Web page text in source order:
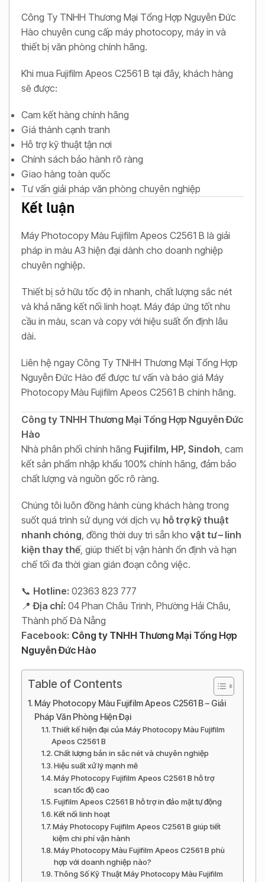
Công Ty TNHH Thương Mại Tổng Hợp Nguyễn Đức
Hào chuyên cung cấp máy photocopy, máy in và
thiết bị văn phòng chính hãng.
Khi mua Fujifilm Apeos C2561 B tại đây, khách hàng
sẽ được:
Cam kết hàng chính hãng
Giá thành cạnh tranh
Hỗ trợ kỹ thuật tận nơi
Chính sách bảo hành rõ ràng
Giao hàng toàn quốc
Tư vấn giải pháp văn phòng chuyên nghiệp
Kết luận
Máy Photocopy Màu Fujifilm Apeos C2561 B là giải
pháp in màu A3 hiện đại dành cho doanh nghiệp
chuyên nghiệp.
Thiết bị sở hữu tốc độ in nhanh, chất lượng sắc nét
và khả năng kết nối linh hoạt. Máy đáp ứng tốt nhu
cầu in màu, scan và copy với hiệu suất ổn định lâu
dài.
Liên hệ ngay Công Ty TNHH Thương Mại Tổng Hợp
Nguyễn Đức Hào để được tư vấn và báo giá Máy
Photocopy Màu Fujifilm Apeos C2561 B chính hãng.
Công ty TNHH Thương Mại Tổng Hợp Nguyễn Đức
Hào
Nhà phân phối chính hãng Fujifilm, HP, Sindoh, cam
kết sản phẩm nhập khẩu 100% chính hãng, đảm bảo
chất lượng và nguồn gốc rõ ràng.
Chúng tôi luôn đồng hành cùng khách hàng trong
suốt quá trình sử dụng với dịch vụ hỗ trợ kỹ thuật
nhanh chóng, đồng thời duy trì sẵn kho vật tư – linh
kiện thay thế, giúp thiết bị vận hành ổn định và hạn
chế tối đa thời gian gián đoạn công việc.
📞 Hotline: 02363 823 777
📍Địa chỉ: 04 Phan Châu Trinh, Phường Hải Châu,
Thành phố Đà Nẵng
Facebook: Công ty TNHH Thương Mại Tổng Hợp
Nguyễn Đức Hào
Table of Contents
Máy Photocopy Màu Fujifilm Apeos C2561 B – Giải
Pháp Văn Phòng Hiện Đại
Thiết kế hiện đại của Máy Photocopy Màu Fujifilm
Apeos C2561 B
Chất lượng bản in sắc nét và chuyên nghiệp
Hiệu suất xử lý mạnh mẽ
Máy Photocopy Fujifilm Apeos C2561 B hỗ trợ
scan tốc độ cao
Fujifilm Apeos C2561 B hỗ trợ in đảo mặt tự động
Kết nối linh hoạt
Máy Photocopy Fujifilm Apeos C2561 B giúp tiết
kiệm chi phí vận hành
Máy Photocopy Màu Fujifilm Apeos C2561 B phù
hợp với doanh nghiệp nào?
Thông Số Kỹ Thuật Máy Photocopy Màu Fujifilm